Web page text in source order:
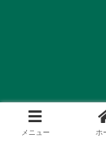
メニュー ホ